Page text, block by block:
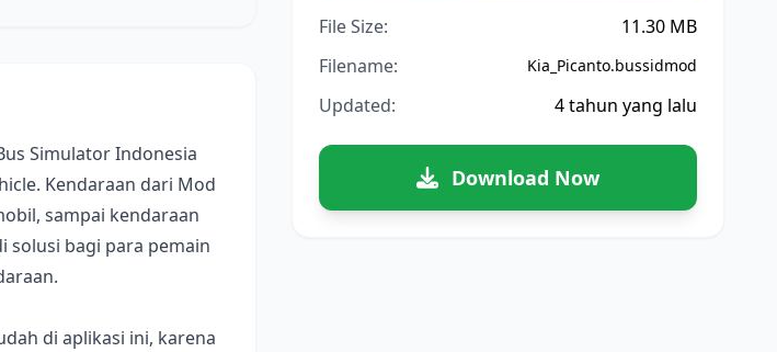
Simulator Indonesia
Kendaraan dari Mod
sampai kendaraan
solusi bagi para pemain
di aplikasi ini, karena
File Size:
11.30 MB
Filename:
Kia_Picanto.bussidmod
Updated: 4 tahun yang lalu
Download Now